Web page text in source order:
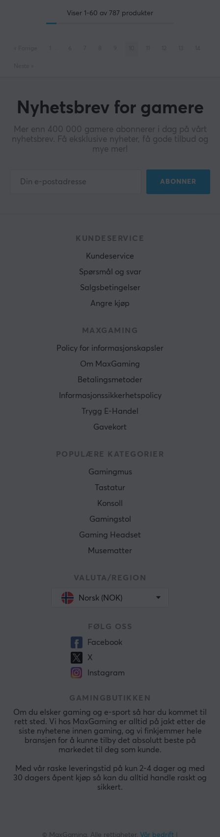
Viser 1-60 av 787 produkter
Nyhetsbrev for gamere
Mer enn 400 000 gamere abonnerer i dag på vårt
nyhetsbrev. Få eksklusive nyheter, få gode tilbud og
mye mer!
ABONNER
KUNDESERVICE
Kundeservice
Spørsmål og svar
Salgsbetingelser
Angre kjøp
MAXGAMING
Policy for informasjonskapsler
Om MaxGaming
Betalingsmetoder
Informasjonssikkerhetspolicy
Trygg E-Handel
Gavekort
POPULÆRE KATEGORIER
Gamingmus
Tastatur
Konsoll
Gamingstol
Gaming Headset
Musematter
VALUTA/REGION
Norsk (NOK)
FØLG OSS
Facebook
X
Instagram
GAMINGBUTIKKEN
Om du elsker gaming og e-sport så har du kommet til
rett sted. Vi hos MaxGaming er alltid på jakt etter de
siste nyhetene innen gaming, og vi finkjemmer hele
bransjen for å kunne tilby det absolutt beste på
markedet til deg som kunde.
Med vår raske leveringstid på kun 2-4 dager og med
30 dagers åpent kjøp så kan du alltid handle raskt og
sikkert.
© MaxGaming. Alle rettigheter. Vår bedrift